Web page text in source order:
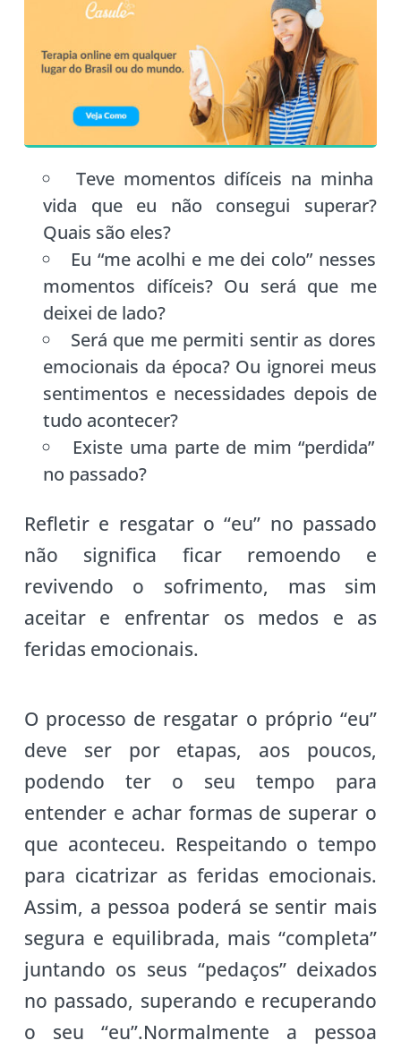
Teve momentos difíceis na minha
vida que eu não consegui superar?
Quais são eles?
Eu “me acolhi e me dei colo” nesses
momentos difíceis? Ou será que me
deixei de lado?
Será que me permiti sentir as dores
emocionais da época? Ou ignorei meus
sentimentos e necessidades depois de
tudo acontecer?
Existe uma parte de mim “perdida”
no passado?
Refletir e resgatar o “eu” no passado
não significa ficar remoendo e
revivendo o sofrimento, mas sim
aceitar e enfrentar os medos e as
feridas emocionais.
O processo de resgatar o próprio “eu”
deve ser por etapas, aos poucos,
podendo ter o seu tempo para
entender e achar formas de superar o
que aconteceu. Respeitando o tempo
para cicatrizar as feridas emocionais.
Assim, a pessoa poderá se sentir mais
segura e equilibrada, mais “completa”
juntando os seus “pedaços” deixados
no passado, superando e recuperando
o seu “eu”.Normalmente a pessoa